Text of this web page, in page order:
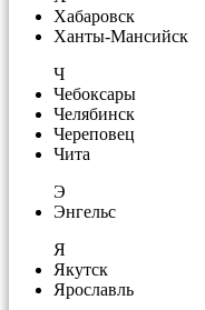
Хабаровск
Ханты-Мансийск
Ч
Чебоксары
Челябинск
Череповец
Чита
Э
Энгельс
Я
Якутск
Ярославль